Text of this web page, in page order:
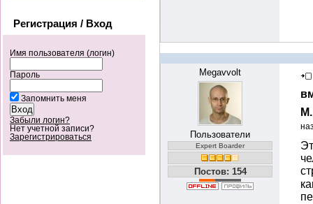
Регистрация / Вход
Имя пользователя (логин)
Пароль
Запомнить меня
Забыли логин?
Нет учетной записи?
Зарегистрироваться
Megavvolt
Пользователи
Expert Boarder
Постов: 154